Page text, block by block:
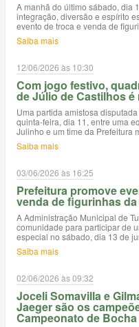
A manhã do último sábado, dia
integração, diversão e espírito
evento de troca e venda de
Saiba mais
12/06/2026 às 10:30
Com jogo festivo,
de Júlio de Castilhos
Uma partida amistosa
quinta-feira, dia 11, entre uma
Julinho e um time da Prefeitura
Saiba mais
03/06/2026 às 16:25
Prefeitura promove
venda de figurinhas
A Administração Municipal de
comunidade para participar de
especial no sábado, dia 13 de
Saiba mais
02/06/2026 às 09:32
Joceli Somavilla e
Jaeger são os
Campeonato de Bocha